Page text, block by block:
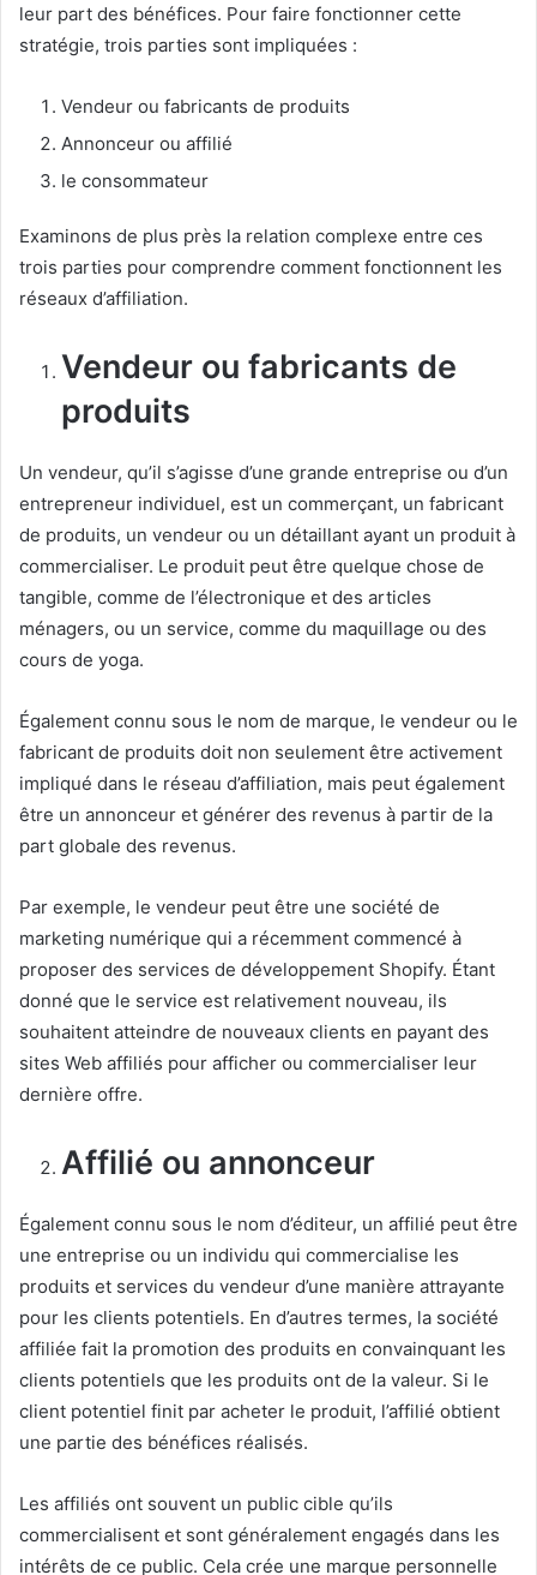
leur part des bénéfices. Pour faire fonctionner cette
stratégie, trois parties sont impliquées :
Vendeur ou fabricants de produits
Annonceur ou affilié
le consommateur
Examinons de plus près la relation complexe entre ces
trois parties pour comprendre comment fonctionnent les
réseaux d’affiliation.
Vendeur ou fabricants de
produits
Un vendeur, qu’il s’agisse d’une grande entreprise ou d’un
entrepreneur individuel, est un commerçant, un fabricant
de produits, un vendeur ou un détaillant ayant un produit à
commercialiser. Le produit peut être quelque chose de
tangible, comme de l’électronique et des articles
ménagers, ou un service, comme du maquillage ou des
cours de yoga.
Également connu sous le nom de marque, le vendeur ou le
fabricant de produits doit non seulement être activement
impliqué dans le réseau d’affiliation, mais peut également
être un annonceur et générer des revenus à partir de la
part globale des revenus.
Par exemple, le vendeur peut être une société de
marketing numérique qui a récemment commencé à
proposer des services de développement Shopify. Étant
donné que le service est relativement nouveau, ils
souhaitent atteindre de nouveaux clients en payant des
sites Web affiliés pour afficher ou commercialiser leur
dernière offre.
Affilié ou annonceur
Également connu sous le nom d’éditeur, un affilié peut être
une entreprise ou un individu qui commercialise les
produits et services du vendeur d’une manière attrayante
pour les clients potentiels. En d’autres termes, la société
affiliée fait la promotion des produits en convainquant les
clients potentiels que les produits ont de la valeur. Si le
client potentiel finit par acheter le produit, l’affilié obtient
une partie des bénéfices réalisés.
Les affiliés ont souvent un public cible qu’ils
commercialisent et sont généralement engagés dans les
intérêts de ce public. Cela crée une marque personnelle